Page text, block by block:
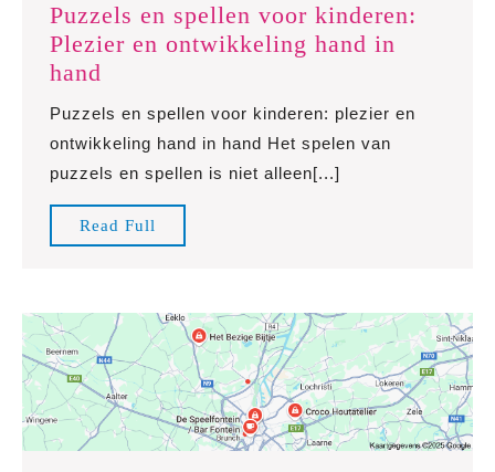
Puzzels en spellen voor kinderen:
Plezier en ontwikkeling hand in
hand
en
spellen
voor
kinderen:
Plezier
en
in
hand
Puzzels en spellen voor kinderen: plezier en
ontwikkeling hand in hand Het spelen van
puzzels en spellen is niet alleen[...]
Read Full
Full